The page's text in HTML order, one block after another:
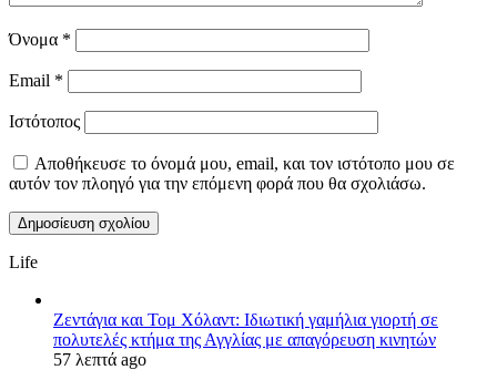
Όνομα *
Email *
Ιστότοπος
Αποθήκευσε το όνομά μου, email, και τον ιστότοπο μου σε
αυτόν τον πλοηγό για την επόμενη φορά που θα σχολιάσω.
Life
Ζεντάγια και Τομ Χόλαντ: Ιδιωτική γαμήλια γιορτή σε
πολυτελές κτήμα της Αγγλίας με απαγόρευση κινητών
57 λεπτά ago